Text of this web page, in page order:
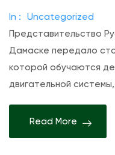
а
In :
Uncategorized
Представительство
Дамаске передало
которой обучаются
двигательной
Read More